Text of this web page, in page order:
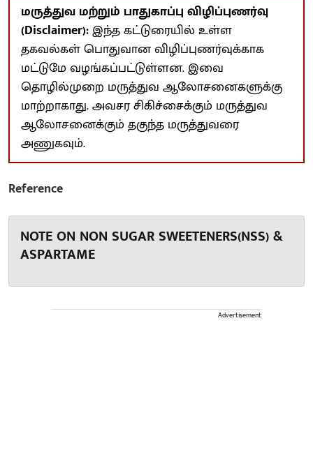
மருத்துவ மற்றும் பாதுகாப்பு விழிப்புணர்வு
(Disclaimer):இந்த கட்டுரையில் உள்ள
தகவல்கள் பொதுவான விழிப்புணர்வுக்காக
மட்டுமே வழங்கப்பட்டுள்ளன. இவை
தொழில்முறை மருத்துவ ஆலோசனைகளுக்கு
மாற்றாகாது. அவசர சிகிச்சைக்கும் மருத்துவ
ஆலோசனைக்கும் தகுந்த மருத்துவரை
அணுகவும்.
Reference
NOTE ON NON SUGAR SWEETENERS(NSS) &
ASPARTAME
Advertisement